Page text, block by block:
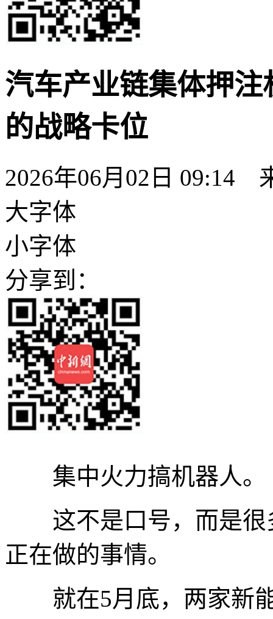
汽车产业链集体押注
的战略卡位
2026年06月02日 09:14
大字体
小字体
分享到：
集中火力搞机器人。
这不是口号，而是很
正在做的事情。
就在5月底，两家新